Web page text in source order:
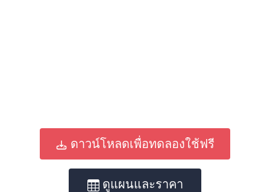
ดาวน์โหลดเพื่อทดลองใช้ฟรี
ดูแผนและราคา